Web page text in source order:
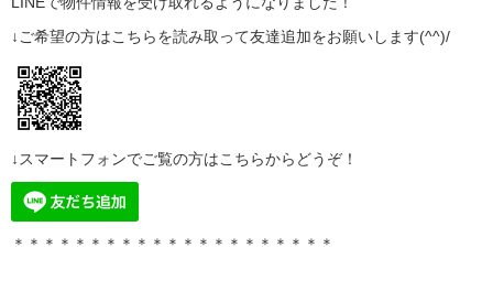
↓ご希望の方はこちらを読み取って友達追加をお願いします(^^)/
↓スマートフォンでご覧の方はこちらからどうぞ！
＊＊＊＊＊＊＊＊＊＊＊＊＊＊＊＊＊＊＊＊＊